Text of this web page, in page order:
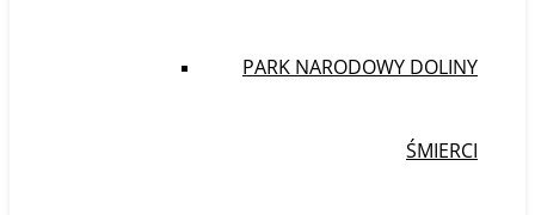
PARK NARODOWY DOLINY
ŚMIERCI